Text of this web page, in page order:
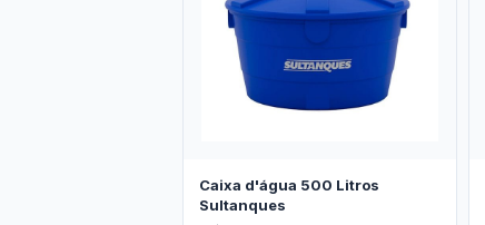
Caixa d'água 500 Litros
Sultanques